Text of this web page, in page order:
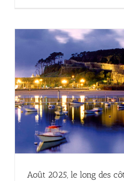
Août 2025, le long des